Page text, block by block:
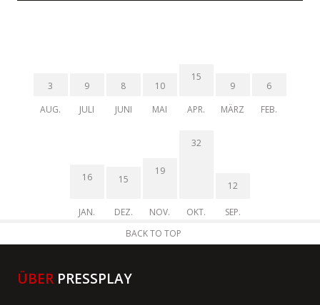
3
AUG.
9
JULI
8
JUNI
10
MAI
15
APR.
9
MÄRZ
6
FEB.
16
JAN.
15
DEZ.
19
NOV.
32
OKT.
12
SEP.
BACK TO TOP
ÜBER PRESSPLAY